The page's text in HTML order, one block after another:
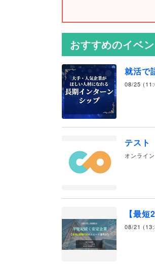
おすすめのイベン
就活で
08/25
テスト
オンライン
【最
08/21